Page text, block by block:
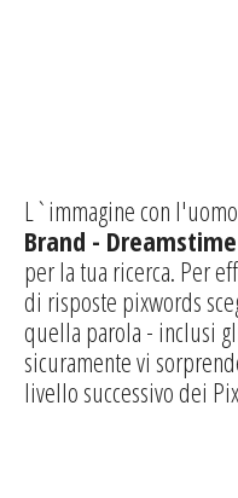
L`immagine con
Brand - Dreamstime
per la tua ricerca. Per
di risposte pixwords
quella parola - inclusi
sicuramente vi
livello successivo dei